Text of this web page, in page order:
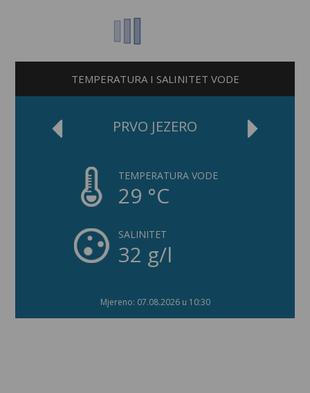
TEMPERATURA I SALINITET VODE
PRVO JEZERO
TEMPERATURA VODE
29 °C
SALINITET
32 g/l
Mjereno: 07.08.2026 u 10:30